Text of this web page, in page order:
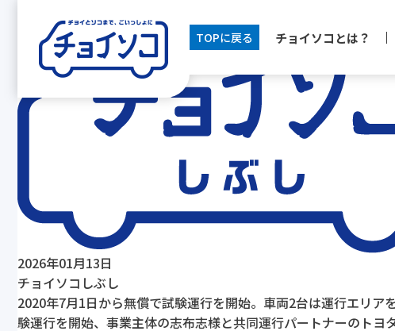
TOPに戻る チョイソコとは？
2026年01月13日
チョイソコしぶし
2020年7月1日から無償で試験運行を開始。車両2台は運行エリ
験運行を開始、事業主体の志布志様と共同運行パートナーのト